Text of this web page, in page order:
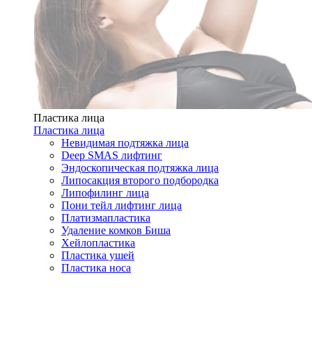
Пластика лица
Пластика лица
Невидимая подтяжка лица
Deep SMAS лифтинг
Эндоскопическая подтяжка лица
Липосакция второго подбородка
Липофилинг лица
Пони тейл лифтинг лица
Платизмапластика
Удаление комков Биша
Хейлопластика
Пластика ушей
Пластика носа